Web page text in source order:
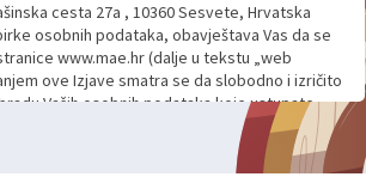
cesta 27a , 10360 Sesvete, Hrvatska
osobnih podataka, obavještava Vas da se
www.mae.hr (dalje u tekstu „web
ove Izjave smatra se da slobodno i izričito
Vaših osobnih podataka koje ustupate
i daljnje komunikacije na Vaš upit
dobrovoljnom davanju podataka te ovu Izjavu
unositi svoje osobne podatke u jednu od